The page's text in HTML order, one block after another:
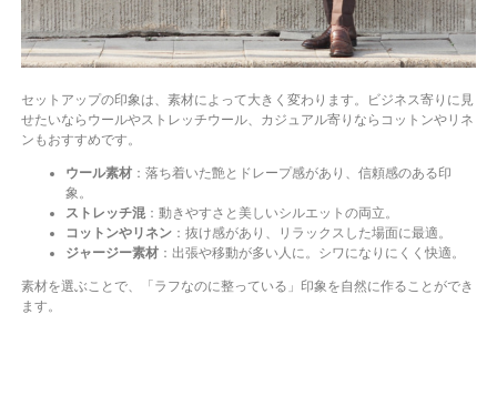
セットアップの印象は、素材によって大きく変わります。ビジネス寄りに見
せたいならウールやストレッチウール、カジュアル寄りならコットンやリネ
ンもおすすめです。
ウール素材：落ち着いた艶とドレープ感があり、信頼感のある印
象。
ストレッチ混：動きやすさと美しいシルエットの両立。
コットンやリネン：抜け感があり、リラックスした場面に最適。
ジャージー素材：出張や移動が多い人に。シワになりにくく快適。
素材を選ぶことで、「ラフなのに整っている」印象を自然に作ることができ
ます。